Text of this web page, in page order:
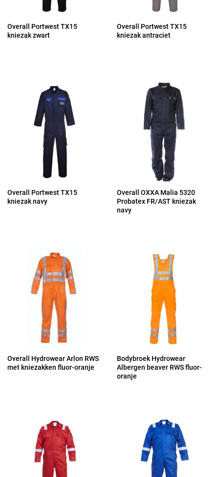
Overall Portwest TX15
kniezak zwart
Overall Portwest TX15
kniezak antraciet
Overall Portwest TX15
kniezak navy
Overall OXXA Malia 5320
Probatex FR/AST kniezak
navy
Overall Hydrowear Arlon RWS
met kniezakken fluor-oranje
Bodybroek Hydrowear
Albergen beaver RWS fluor-
oranje